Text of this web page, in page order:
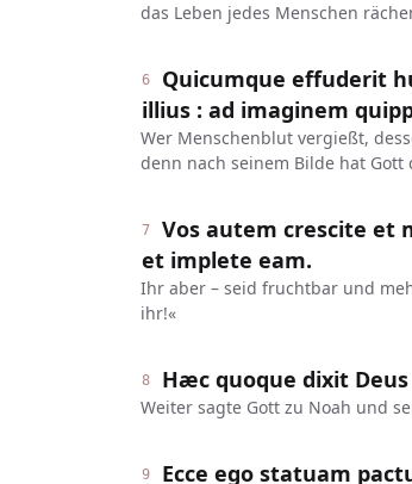
das Leben jedes Menschen
6
Quicumque effuderit
illius : ad imaginem
Wer Menschenblut vergießt,
denn nach seinem Bilde hat Gott
7
Vos autem crescite et
et implete eam.
Ihr aber – seid fruchtbar und
ihr!«
8 Hæc quoque dixit
Weiter sagte Gott zu Noah und
9
Ecce ego statuam